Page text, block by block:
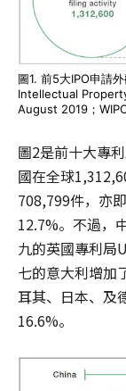
圖1. 前5大IPO申請
Intellectual
August 2019；
圖2是前十大專
國在全球
708,799件，亦
12.7%。不過，
九的英國專利局
七的意大利增加
耳其、日本、及
16.6%。